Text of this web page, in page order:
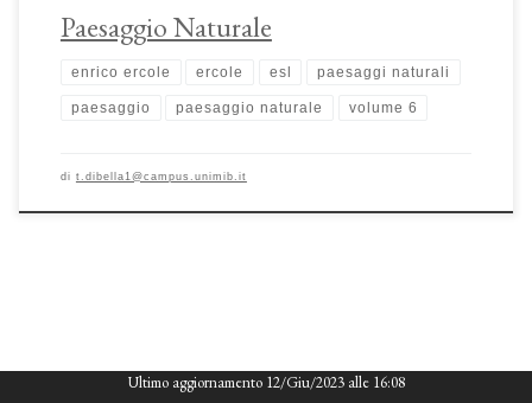
Paesaggio Naturale
enrico ercole ercole esl paesaggi naturali
paesaggio paesaggio naturale volume 6
di t.dibella1@campus.unimib.it
Ultimo aggiornamento 12/Giu/2023 alle 16:08